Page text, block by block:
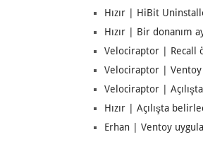
Hızır | HiBit
Hızır | Bir donanım
Velociraptor | Recall
Velociraptor | Ventoy
Velociraptor |
Hızır | Açılışta
Erhan | Ventoy